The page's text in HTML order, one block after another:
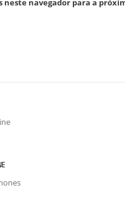
neste navegador para a